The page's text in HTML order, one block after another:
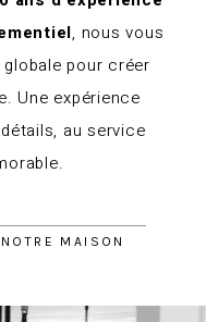
, nous vous
pour créer
Une expérience
au service
MAISON